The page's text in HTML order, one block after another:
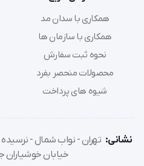
همکاری با سدان مد
همکاری با سازمان ها
نحوه ثبت سفارش
محصولات منحصر بفرد
شیوه های پرداخت
نشانی: تهران - نواب شمال -
خیابان خوشیاران